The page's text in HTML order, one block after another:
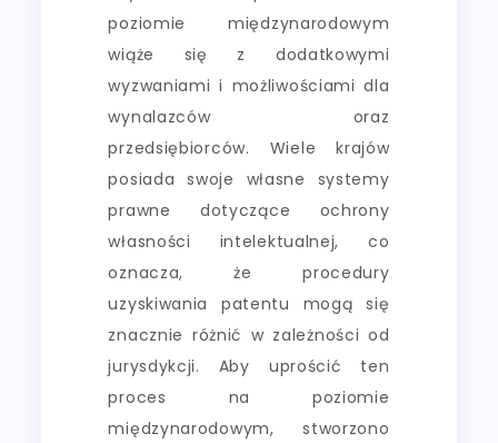
poziomie międzynarodowym
wiąże się z dodatkowymi
wyzwaniami i możliwościami dla
wynalazców oraz
przedsiębiorców. Wiele krajów
posiada swoje własne systemy
prawne dotyczące ochrony
własności intelektualnej, co
oznacza, że procedury
uzyskiwania patentu mogą się
znacznie różnić w zależności od
jurysdykcji. Aby uprościć ten
proces na poziomie
międzynarodowym, stworzono